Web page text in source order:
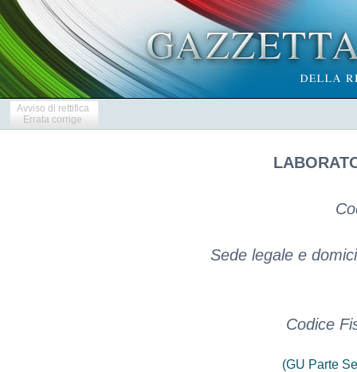
Avviso di rettifica
Errata corrige
Sede legale e
Codice
(GU Parte